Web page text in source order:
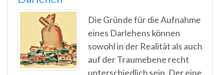
Die Gründe für die Aufnahme
eines Darlehens können
sowohl in der Realität als auch
auf der Traumebene recht
unterschiedlich sein. Der eine